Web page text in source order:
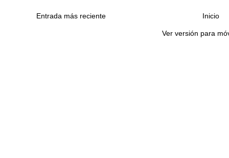
Entrada más reciente Inicio
Ver versión para